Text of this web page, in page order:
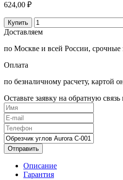
624,00 ₽
Купить
Доставляем
по Москве и всей России, срочные
Оплата
по безналичному расчету, картой
Оставьте заявку на обратную
Отправить
Описание
Гарантия